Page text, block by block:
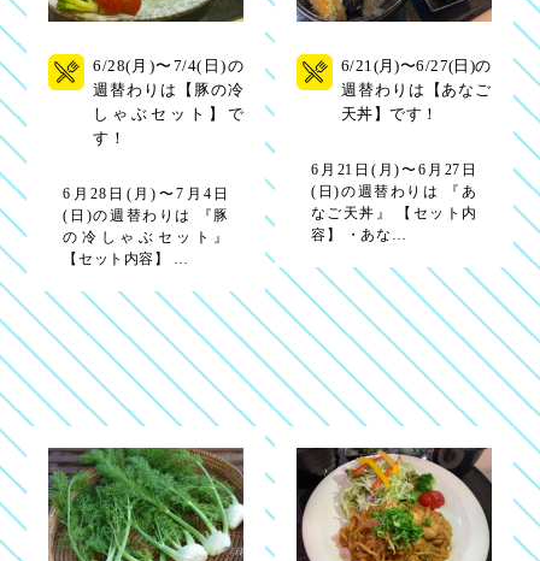
6/28(月)〜7/4(日)の
週替わりは【豚の冷
しゃぶセット】で
す！
6月28日(月)〜7月4日
(日)の週替わりは 『豚
の冷しゃぶセット』
【セット内容】 …
6/21(月)〜6/27(日)の
週替わりは【あなご
天丼】です！
6月21日(月)〜6月27日
(日)の週替わりは 『あ
なご天丼』 【セット内
容】 ・あな…